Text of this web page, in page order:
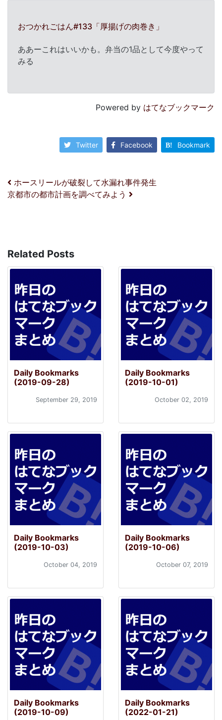
おつかれごはん#133「厚揚げの肉巻き」
ああーこれはいいかも。弁当の1品として今度やって
みる
Powered by はてなブックマーク
Twitter Facebook Bookmark
投稿ナビゲーション
ホースリールが破裂して水漏れ事件発生
京都市の都市計画を調べてみよう
Related Posts
Daily Bookmarks
(2019-09-28)
September 29, 2019
Daily Bookmarks
(2019-10-01)
October 02, 2019
Daily Bookmarks
(2019-10-03)
October 04, 2019
Daily Bookmarks
(2019-10-06)
October 07, 2019
Daily Bookmarks
(2019-10-09)
Daily Bookmarks
(2022-01-21)